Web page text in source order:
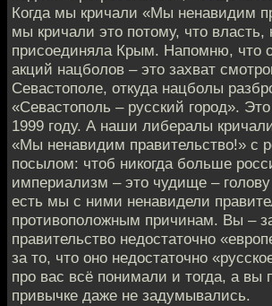
Когда мы кричали «Мы ненавидим
мы кричали это потому, что власть,
присоединяла Крым. Напомню, что
акций нацболов – это захват
Севастополе, откуда нацболы
«Севастополь – русский город».
1999 году. А наши либералы
«Мы ненавидим правительство!» с
посылом: чтоб никогда больше
империализм – это чудище –
есть мы с ними ненавидели
противоположным причинам. Вы –
правительство недостаточно
за то, что оно недостаточно
про вас всё понимали и тогда, а вы
привычке даже не задумывались.